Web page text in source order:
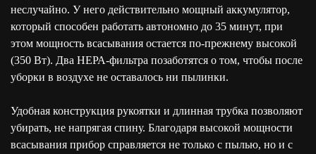
неслучайно. У него действительно мощный аккумулятор,
который способен работать автономно до 35 минут, при
этом мощность всасывания остается по-прежнему высокой
(350 Вт). Два НЕРА-фильтра позаботятся о том, чтобы после
уборки в воздухе не оставалось ни пылинки.
Удобная конструкция рукоятки и длинная трубка позволяют
убирать, не напрягая спину. Благодаря высокой мощности
всасывания прибор справляется не только с пылью, но и с